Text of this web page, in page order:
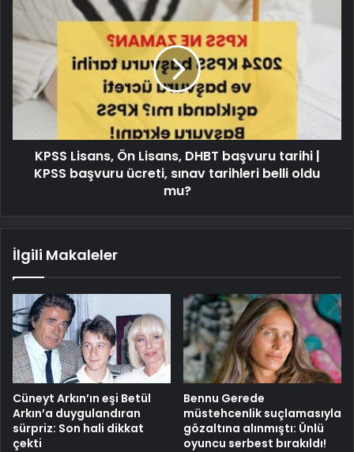
KPSS Lisans, Ön Lisans, DHBT başvuru tarihi |
KPSS başvuru ücreti, sınav tarihleri belli oldu
mu?
İlgili Makaleler
Cüneyt Arkın’ın eşi Betül
Arkın’a duygulandıran
sürpriz: Son hali dikkat
çekti
Bennu Gerede
müstehcenlik suçlamasıyla
gözaltına alınmıştı: Ünlü
oyuncu serbest bırakıldı!